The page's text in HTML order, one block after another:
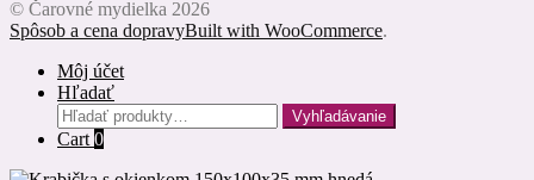
© Čarovné mydielka 2026
Spôsob a cena dopravyBuilt with WooCommerce.
Môj účet
Hľadať
Hľadať:
Vyhľadávanie
Cart 0